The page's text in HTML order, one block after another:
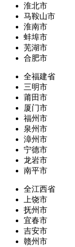
淮北市
马鞍山市
淮南市
蚌埠市
芜湖市
合肥市
全福建省
三明市
莆田市
厦门市
福州市
泉州市
漳州市
宁德市
龙岩市
南平市
全江西省
上饶市
抚州市
宜春市
吉安市
赣州市